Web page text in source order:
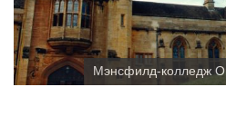
Мэнсфилд-колледж